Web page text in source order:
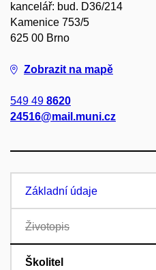
kancelář: bud. D36/214
Kamenice 753/5
625 00 Brno
Zobrazit na mapě
549 49 8620
24516@mail.muni.cz
Základní údaje
Životopis
Školitel